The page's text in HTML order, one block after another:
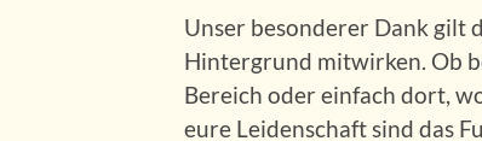
Unser besonderer Dank gilt
Hintergrund mitwirken. Ob
Bereich oder einfach dort,
eure Leidenschaft sind das